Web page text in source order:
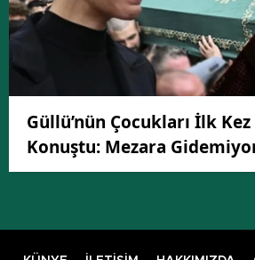
Güllü’nün Çocukları İlk Kez
Konuştu: Mezara